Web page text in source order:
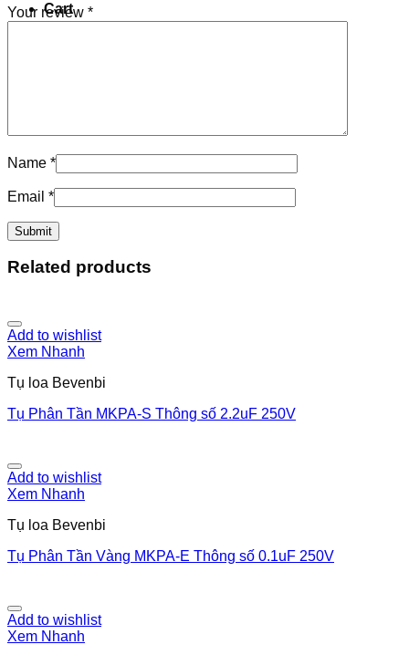
Cart
Your review *
Name *
Email *
Related products
Add to wishlist
Xem Nhanh
Tụ loa Bevenbi
Tụ Phân Tần MKPA-S Thông số 2.2uF 250V
Add to wishlist
Xem Nhanh
Tụ loa Bevenbi
Tụ Phân Tần Vàng MKPA-E Thông số 0.1uF 250V
Add to wishlist
Xem Nhanh